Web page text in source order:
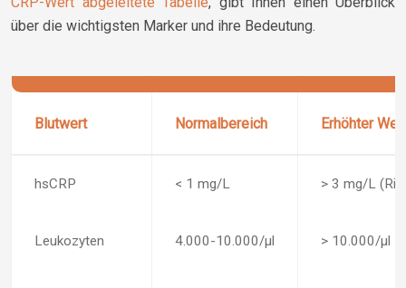
über die wichtigsten Marker und ihre Bedeutung.
Blutwert Normalbereich Erhöhter Wert
hsCRP < 1 mg/L > 3 mg/L
Leukozyten 4.000-10.000/µl > 10.000/µl